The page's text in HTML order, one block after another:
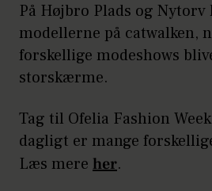
På Højbro Plads og Nytorv
modellerne på catwalken,
forskellige modeshows
storskærme.
Tag til Ofelia Fashion
dagligt er mange
Læs mere her.